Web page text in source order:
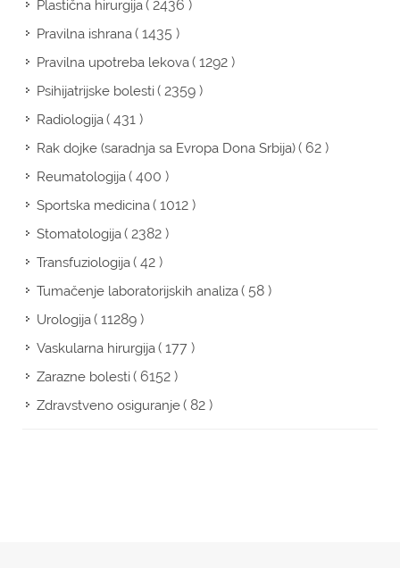
Plastična hirurgija( 2436 )
Pravilna ishrana( 1435 )
Pravilna upotreba lekova( 1292 )
Psihijatrijske bolesti( 2359 )
Radiologija( 431 )
Rak dojke (saradnja sa Evropa Dona Srbija)( 62 )
Reumatologija( 400 )
Sportska medicina( 1012 )
Stomatologija( 2382 )
Transfuziologija( 42 )
Tumačenje laboratorijskih analiza( 58 )
Urologija( 11289 )
Vaskularna hirurgija( 177 )
Zarazne bolesti( 6152 )
Zdravstveno osiguranje( 82 )